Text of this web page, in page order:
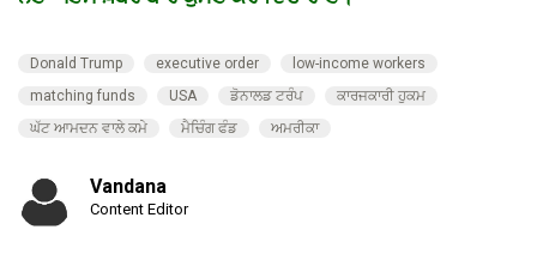
Donald Trump executive order
low-income workers
matching funds
USA ਡੋਨਾਲਡ ਟਰੰਪ
ਕਾਰਜਕਾਰੀ ਹੁਕਮ
ਘੱਟ ਆਮਦਨ ਵਾਲੇ ਕਮੇ
ਮੈਚਿੰਗ ਫੰਡ ਅਮਰੀਕਾ
Vandana
Content Editor